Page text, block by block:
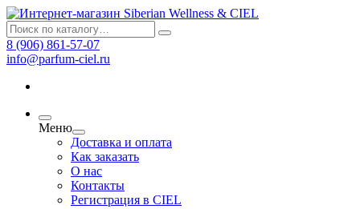
8 (906) 861-57-07
info@parfum-ciel.ru
Меню
Доставка и оплата
Как заказать
О нас
Контакты
Регистрация в CIEL